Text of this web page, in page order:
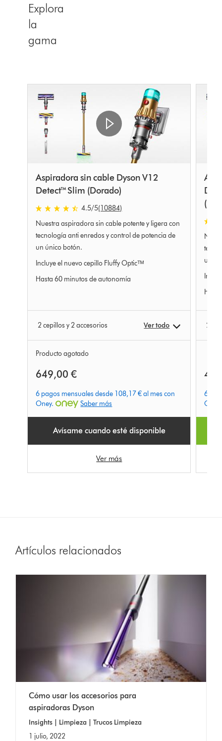
Explora
la
gama
Aspiradora sin cable Dyson V12
Detect™ Slim (Dorado)
4.5
estrellas
de
de
10884
4.5/5(10884)
Nuestra aspiradora sin cable potente y ligera con
tecnología anti enredos y control de potencia de
un único botón.
Incluye el nuevo cepillo Fluffy Opticᵀᴹ
Hasta 60 minutos de autonomía
2 cepillos y 2 accesorios Ver todo
Producto agotado
649,00 €
6 pagos mensuales desde 108,17 € al mes con
Oney.
Saber más
Avísame cuando esté disponible
Ver más
4.5
de
de
un
2
6
Oney.
Artículos relacionados
Cómo usar los accesorios para
aspiradoras Dyson
Insights | Limpieza | Trucos Limpieza
1 julio, 2022